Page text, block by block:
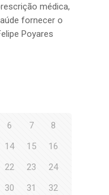
médica,
fornecer o
Poyares
6 7
8
14 15
16
22 23
24
30 31 32